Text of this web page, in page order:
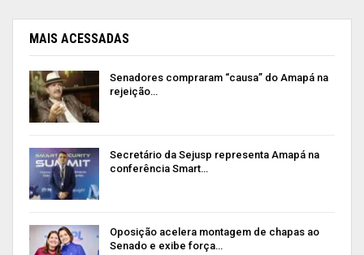
MAIS ACESSADAS
Senadores compraram “causa” do Amapá na
rejeição…
Secretário da Sejusp representa Amapá na
conferência Smart…
Oposição acelera montagem de chapas ao
Senado e exibe força…